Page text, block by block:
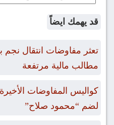
قد يهمك ايضاً
تعثر مفاوضات انتقال نجم
مطالب مالية مرتفعة
كواليس المفاوضات
لضم “محمود صلاح”